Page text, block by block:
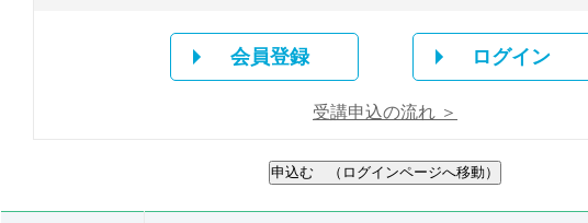
会員登録 ログイン
受講申込の流れ ＞